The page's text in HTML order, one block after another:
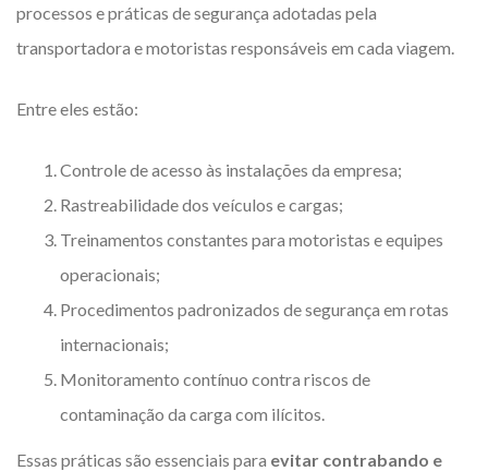
processos e práticas de segurança adotadas pela
transportadora e motoristas responsáveis em cada viagem.
Entre eles estão:
Controle de acesso às instalações da empresa;
Rastreabilidade dos veículos e cargas;
Treinamentos constantes para motoristas e equipes
operacionais;
Procedimentos padronizados de segurança em rotas
internacionais;
Monitoramento contínuo contra riscos de
contaminação da carga com ilícitos.
Essas práticas são essenciais para evitar contrabando e